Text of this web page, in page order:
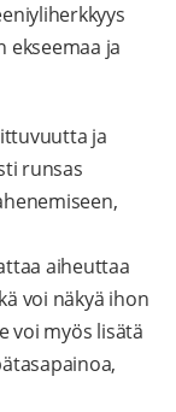
ekseemaa ja
ja
runsas
aiheuttaa
voi näkyä ihon
voi myös lisätä